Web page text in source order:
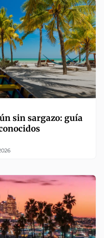
sin sargazo: guía